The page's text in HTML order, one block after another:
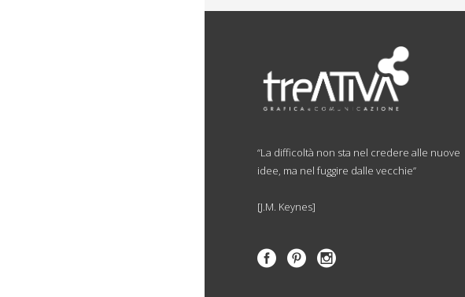
“La difficoltà non sta nel credere alle nuove
idee, ma nel fuggire dalle vecchie”
[J.M. Keynes]